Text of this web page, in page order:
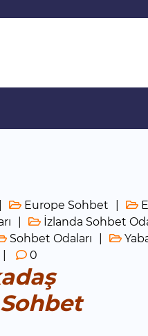
Europe Sohbet
İzlanda Sohbet
Sohbet Odaları
0